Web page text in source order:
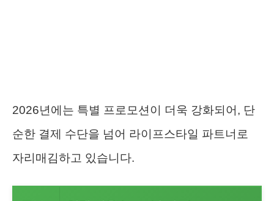
2026년에는 특별 프로모션이 더욱 강화되어, 단
순한 결제 수단을 넘어 라이프스타일 파트너로
자리매김하고 있습니다.